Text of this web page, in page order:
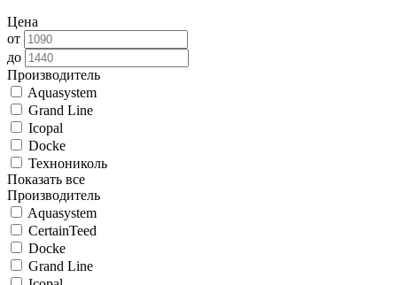
Цена
от
до
Производитель
Aquasystem
Grand Line
Icopal
Docke
Технониколь
Показать все
Производитель
Aquasystem
CertainTeed
Docke
Grand Line